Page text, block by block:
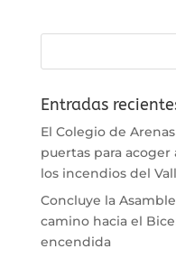
Entradas
El Colegio de
puertas para acoger
los incendios del
Concluye la
camino hacia el
encendida